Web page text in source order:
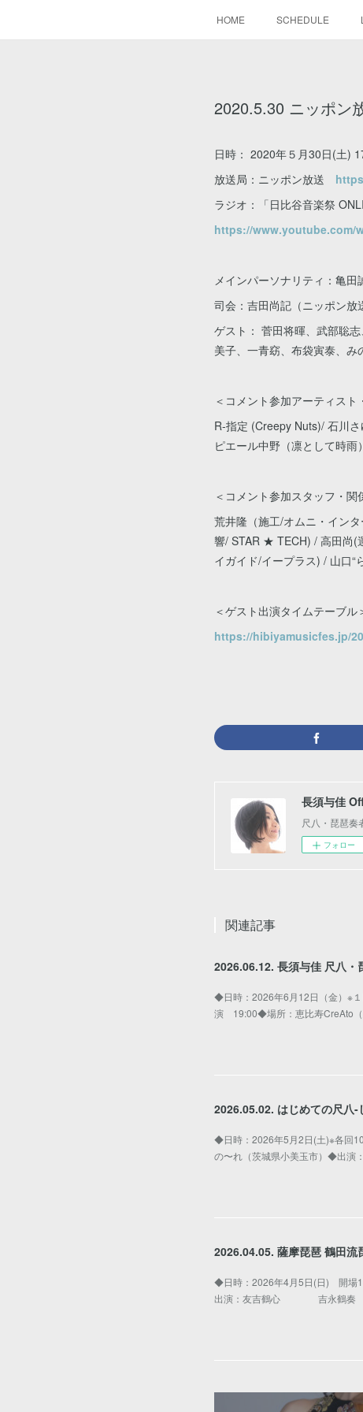
HOME SCHEDULE
2020.5.30 ニッポン
日時： 2020年５月30日(土)
放送局：ニッポン放送
ラジオ：「日比谷音楽祭
https://www.youtube.com/
メインパーソナリティ：亀田
司会：吉田尚記（ニッポン放
ゲスト： 菅田将暉、武部聡
美子、一青窈、布袋寅泰、
＜コメント参加アーティス
R-指定 (Creepy Nuts)/ 石川
ピエール中野（凛として時雨）
＜コメント参加スタッフ・関
荒井隆（施工/オムニ・イン
響/ STAR ★ TECH) / 高田尚(
イガイド/イープラス) / 山口“
＜ゲスト出演タイムテーブル
https://hibiyamusicfes.jp/
長須与佳
尺八・琵琶奏
フォロー
関連記事
2026.06.12. 長須与佳 尺八
◆日時：2026年6月12日（金
演 19:00◆場所：恵比寿CreAto（
2026.05.02. はじめての尺八-
◆日時：2026年5月2日(土)※各
の〜れ（茨城県小美玉市）◆出演
2026.04.05. 薩摩琵琶 鶴田流
◆日時：2026年4月5日(日) 開場
出演：友吉鶴心 吉永